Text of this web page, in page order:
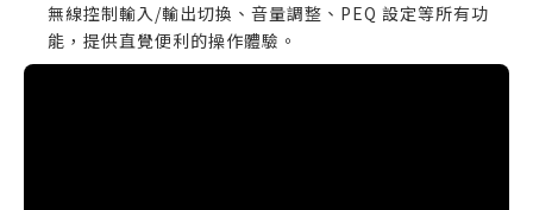
無線控制輸入/輸出切換、音量調整、PEQ 設定等所有功
能，提供直覺便利的操作體驗。